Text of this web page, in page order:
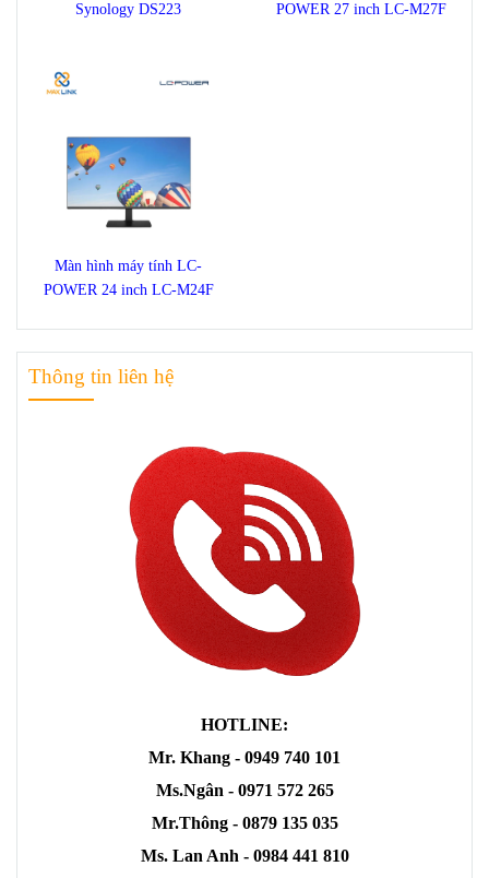
Synology DS223
POWER 27 inch LC-M27F
Màn hình máy tính LC-
POWER 24 inch LC-M24F
Thông tin liên hệ
HOTLINE:
Mr. Khang - 0949 740 101
Ms.Ngân - 0971 572 265
Mr.Thông - 0879 135 035
Ms. Lan Anh - 0984 441 810